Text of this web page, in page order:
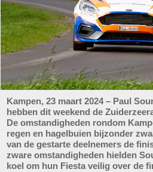
Kampen, 23 maart 2024 – Paul
hebben dit weekend de
De omstandigheden rondom
regen en hagelbuien bijzonder
van de gestarte deelnemers de
zware omstandigheden hielden
koel om hun Fiesta veilig over de